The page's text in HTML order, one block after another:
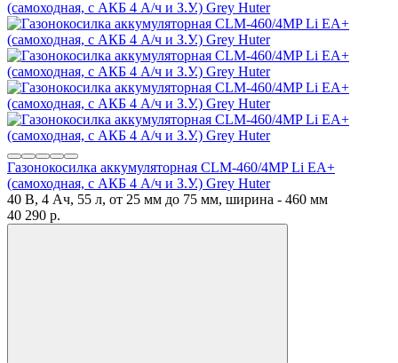
Газонокосилка аккумуляторная CLM-460/4MP Li ЕА+
(самоходная, с АКБ 4 А/ч и З.У.) Grey Huter
40 В, 4 Ач, 55 л, от 25 мм до 75 мм, ширина - 460 мм
40 290 p.